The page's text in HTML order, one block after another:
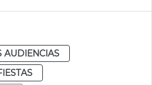
AUDIENCIAS